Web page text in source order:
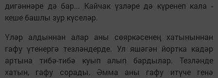
дигәннәре дә бар... Кайчак үзләре дә күренеп кала -
кеше башлы зур күселәр.
Үләр алдыннан алар аны сөяркәсенең хатыныннан
гафу үтенергә тезләндерде. Ул яшәгән йортка кадәр
артына тибә-тибә куып алып бардылар. Тезләнде
хатын, гафу сорады. Әмма аны гафу итүче генә